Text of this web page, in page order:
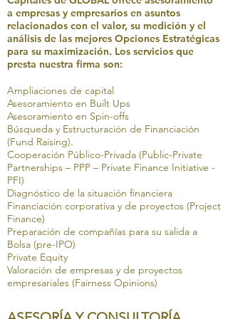
a empresas y empresarios en asuntos
relacionados con el valor, su medición y el
análisis de las mejores Opciones Estratégicas
para su maximización. Los servicios que
presta nuestra firma son:
Ampliaciones de capital
Asesoramiento en Built Ups
Asesoramiento en Spin-offs
Búsqueda y Estructuración de Financiación
(Fund Raising).
Cooperación Público-Privada (Public-Private
Partnerships – PPP – Private Finance Initiative -
PFI)
Diagnóstico de la situación financiera
Financiación corporativa y de proyectos (Project
Finance)
Preparación de compañías para su salida a
Bolsa (pre-IPO)
Private Equity
Valoración de empresas y de proyectos
empresariales (Fairness Opinions)